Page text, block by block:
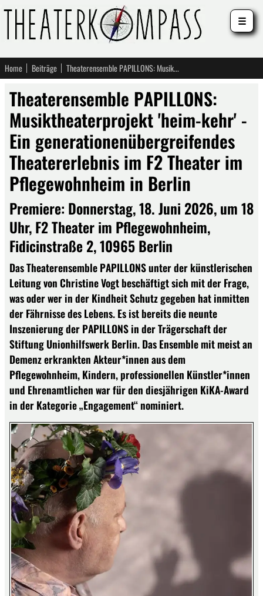
Home Beiträge Theaterensemble PAPILLONS: Musiktheaterprojekt 'heim-kehr' - Ein generationenübergreifendes Theatererlebnis im F2 Theater im Pflegewohnheim in Berlin
Theaterensemble PAPILLONS:
Musiktheaterprojekt 'heim-kehr' -
Ein generationenübergreifendes
Theatererlebnis im F2 Theater im
Pflegewohnheim in Berlin
Premiere: Donnerstag, 18. Juni 2026, um 18
Uhr, F2 Theater im Pflegewohnheim,
Fidicinstraße 2, 10965 Berlin
Das Theaterensemble PAPILLONS unter der künstlerischen
Leitung von Christine Vogt beschäftigt sich mit der Frage,
was oder wer in der Kindheit Schutz gegeben hat inmitten
der Fährnisse des Lebens. Es ist bereits die neunte
Inszenierung der PAPILLONS in der Trägerschaft der
Stiftung Unionhilfswerk Berlin. Das Ensemble mit meist an
Demenz erkrankten Akteur*innen aus dem
Pflegewohnheim, Kindern, professionellen Künstler*innen
und Ehrenamtlichen war für den diesjährigen KiKA-Award
in der Kategorie „Engagement“ nominiert.
☰